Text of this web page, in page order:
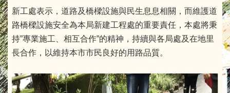
新工處表示，道路及橋樑設施與民生息息相關，而維護道
路橋樑設施安全為本局新建工程處的重要責任，本處將秉
持”專業施工、相互合作”的精神，持續與各局處及在地里
長合作，以維持本市市民良好的用路品質。